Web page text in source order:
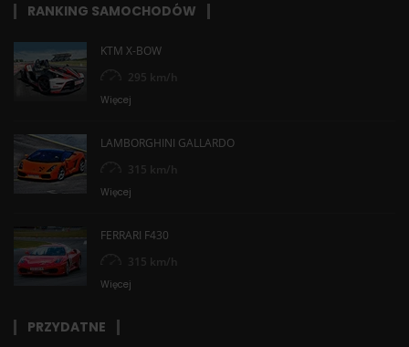
RANKING SAMOCHODÓW
KTM X-BOW
295 km/h
Więcej
LAMBORGHINI GALLARDO
315 km/h
Więcej
FERRARI F430
315 km/h
Więcej
PRZYDATNE